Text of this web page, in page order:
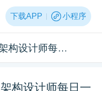
下载APP 小程序
2026年06月12日系统架构设计师每日一练
构设计师每日一